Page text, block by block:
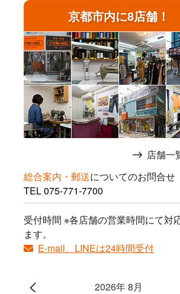
京都市内に8店舗！
店舗一
総合案内・郵送についてのお問合せ
TEL075-771-7700
受付時間 ※各店舗の営業時間にて対
ます。
E-mail、LINEは24時間受付
2026年 8月